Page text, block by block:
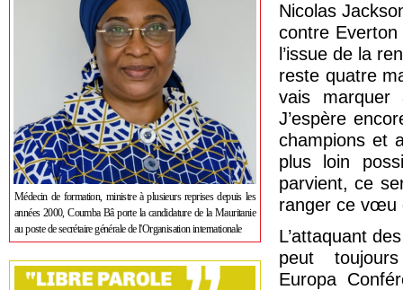
Médecin de formation, ministre à plusieurs reprises depuis les
années 2000, Coumba Bâ porte la candidature de la Mauritanie
au poste de secrétaire générale de l'Organisation internationale
Nicolas
contre
l’issue de la
reste quatre
vais
J’espère
champions et
plus loin
parvient, ce
ranger ce vœu
L’attaquant
peut
Europa